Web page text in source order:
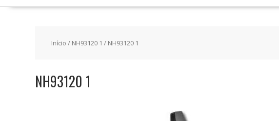
Início / NH93120 1 / NH93120 1
NH93120 1